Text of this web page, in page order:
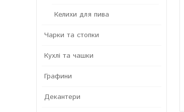
Келихи для пива
Чарки та стопки
Кухлі та чашки
Графини
Декантери